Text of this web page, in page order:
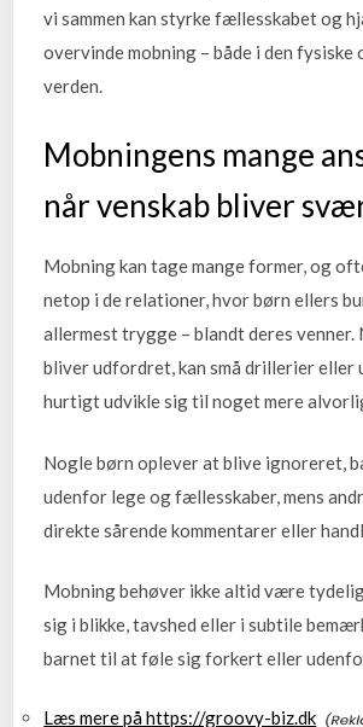
vi sammen kan styrke fællesskabet og
overvinde mobning – både i den fysiske
verden.
Mobningens mange
når venskab bliver
Mobning kan tage mange former, og
netop i de relationer, hvor børn ellers
allermest trygge – blandt deres venner.
bliver udfordret, kan små drillerier eller
hurtigt udvikle sig til noget mere
Nogle børn oplever at blive ignoreret,
udenfor lege og fællesskaber, mens
direkte sårende kommentarer eller
Mobning behøver ikke altid være
sig i blikke, tavshed eller i subtile
barnet til at føle sig forkert eller
Læs mere på https://groovy-biz.dk